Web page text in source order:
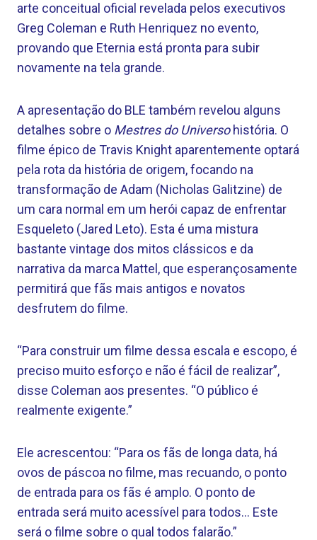
arte conceitual oficial revelada pelos executivos
Greg Coleman e Ruth Henriquez no evento,
provando que Eternia está pronta para subir
novamente na tela grande.
A apresentação do BLE também revelou alguns
detalhes sobre o Mestres do Universohistória. O
filme épico de Travis Knight aparentemente optará
pela rota da história de origem, focando na
transformação de Adam (Nicholas Galitzine) de
um cara normal em um herói capaz de enfrentar
Esqueleto (Jared Leto). Esta é uma mistura
bastante vintage dos mitos clássicos e da
narrativa da marca Mattel, que esperançosamente
permitirá que fãs mais antigos e novatos
desfrutem do filme.
“Para construir um filme dessa escala e escopo, é
preciso muito esforço e não é fácil de realizar”,
disse Coleman aos presentes. “O público é
realmente exigente.”
Ele acrescentou: “Para os fãs de longa data, há
ovos de páscoa no filme, mas recuando, o ponto
de entrada para os fãs é amplo. O ponto de
entrada será muito acessível para todos… Este
será o filme sobre o qual todos falarão.”